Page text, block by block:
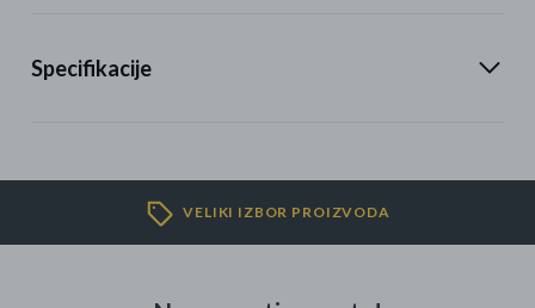
Specifikacije
VELIKI IZBOR PROIZVODA